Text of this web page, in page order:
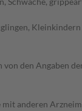
den Angaben
anderen